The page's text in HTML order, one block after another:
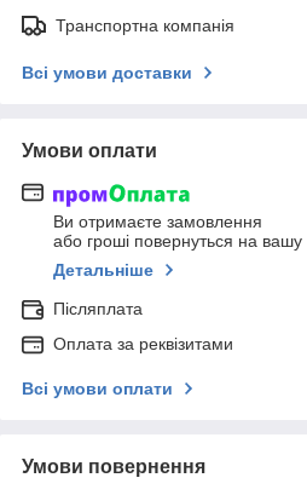
Транспортна компанія
Всі умови доставки
Умови оплати
Ви отримаєте замовлення
або гроші повернуться на вашу
Детальніше
Післяплата
Оплата за реквізитами
Всі умови оплати
Умови повернення